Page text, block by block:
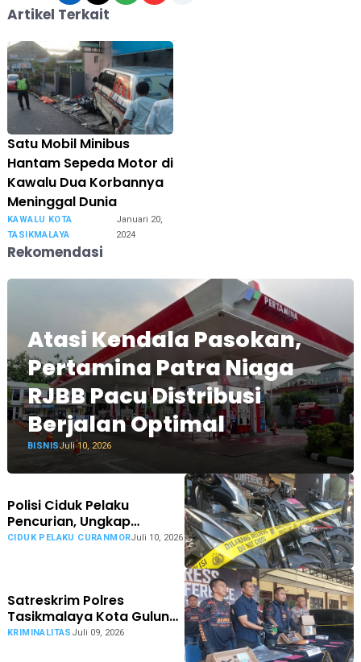
Artikel Terkait
Satu Mobil Minibus
Hantam Sepeda Motor di
Kawalu Dua Korbannya
Meninggal Dunia
KAWALU KOTA
TASIKMALAYA
Januari 20,
2024
Rekomendasi
Atasi Kendala Pasokan,
Pertamina Patra Niaga
RJBB Pacu Distribusi
Berjalan Optimal
BISNISJuli 10, 2026
Polisi Ciduk Pelaku
Pencurian, Ungkap
Beberapa Lokasi Aksinya
CIDUK PELAKU CURANMORJuli 10, 2026
Satreskrim Polres
Tasikmalaya Kota Gulung
Komplotan Pelaku Ganjal
KRIMINALITAS Juli 09, 2026